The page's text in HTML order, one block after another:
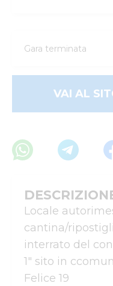
Gara terminata
VAI AL
Locale
cantina/
interrato del
1" sito in
Felice 19